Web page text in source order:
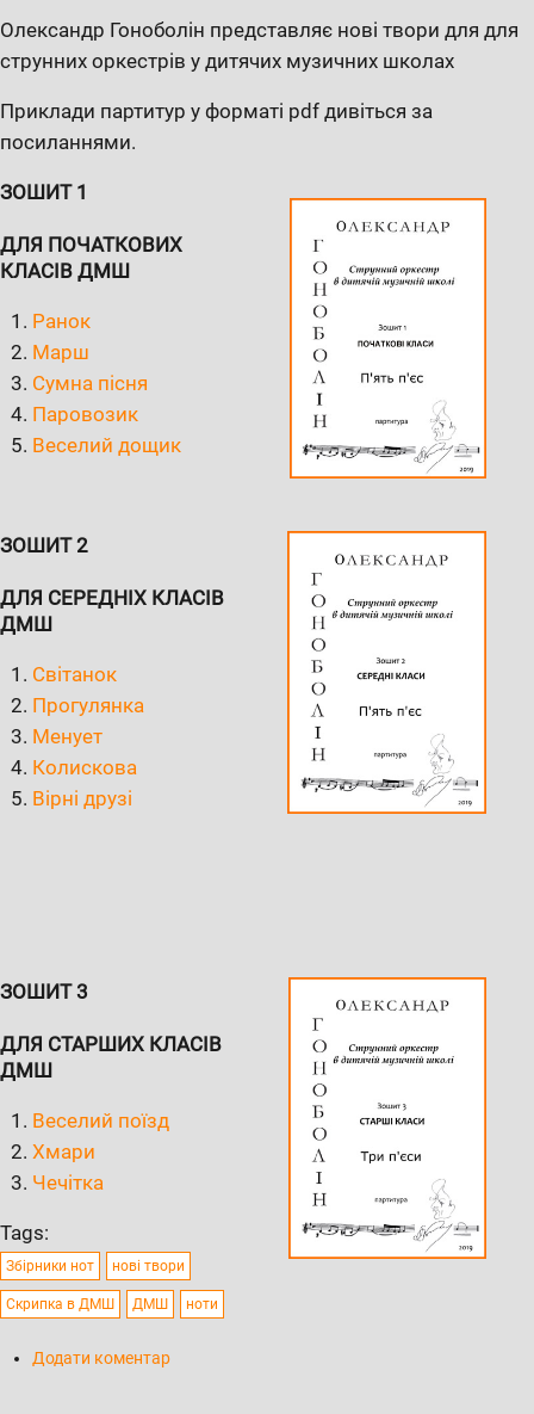
Олександр Гоноболін представляє нові твори для для
струнних оркестрів у дитячих музичних школах
Приклади партитур у форматі pdf дивіться за
посиланнями.
ЗОШИТ 1
ДЛЯ ПОЧАТКОВИХ
КЛАСІВ ДМШ
Ранок
Марш
Сумна пісня
Паровозик
Веселий дощик
ЗОШИТ 2
ДЛЯ СЕРЕДНІХ КЛАСІВ
ДМШ
Світанок
Прогулянка
Менует
Колискова
Вірні друзі
ЗОШИТ 3
ДЛЯ СТАРШИХ КЛАСІВ
ДМШ
Веселий поїзд
Хмари
Чечітка
Tags:
Збірники нот нові твори
Скрипка в ДМШ ДМШ ноти
Додати коментар